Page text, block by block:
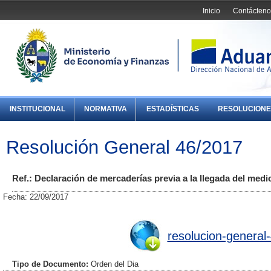
Inicio
INSTITUCIONAL NORMATIVA ESTADÍSTICAS
Resolución General 46/2017
Ref.: Declaración de mercaderías previa a la llegada del
Fecha: 22/09/2017
resolucion-
Tipo de Documento: Orden del Dia